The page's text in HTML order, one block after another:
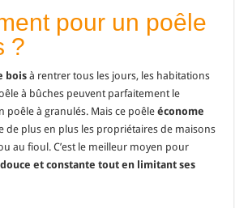
pour un poêle
?
bois à rentrer tous les jours, les habitations
à bûches peuvent parfaitement le
poêle à granulés. Mais ce poêleéconome
de plus en plus les propriétaires de maisons
au fioul. C’est le meilleur moyen pour
et constante tout en limitant ses